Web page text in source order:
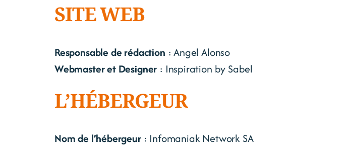
SITE WEB
Responsable de rédaction : Angel Alonso
Webmaster et Designer : Inspiration by Sabel
L’HÉBERGEUR
Nom de l’hébergeur: Infomaniak Network SA